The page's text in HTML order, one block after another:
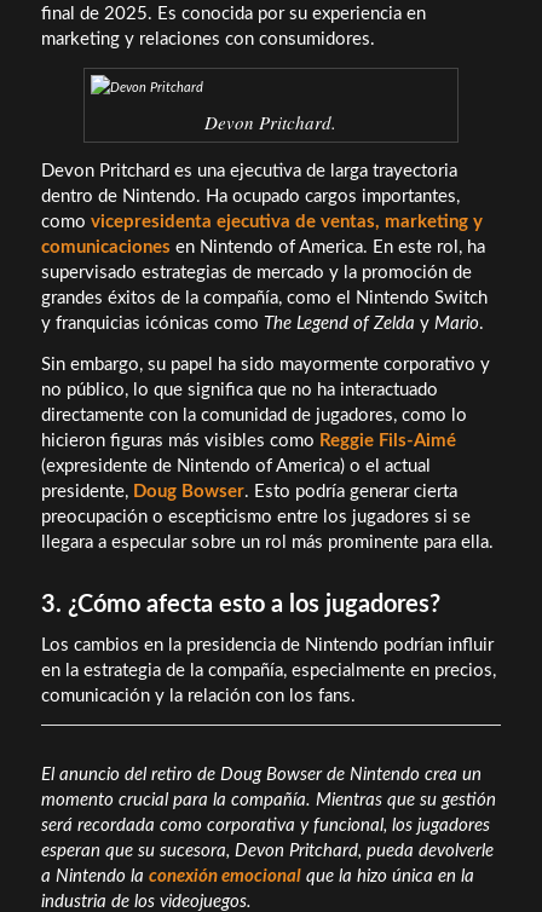
final de 2025. Es conocida por su experiencia en
marketing y relaciones con consumidores.
Devon Pritchard.
Devon Pritchard es una ejecutiva de larga trayectoria
dentro de Nintendo. Ha ocupado cargos importantes,
como vicepresidenta ejecutiva de ventas, marketing y
comunicaciones en Nintendo of America. En este rol, ha
supervisado estrategias de mercado y la promoción de
grandes éxitos de la compañía, como el Nintendo Switch
y franquicias icónicas como The Legend of Zelda y Mario.
Sin embargo, su papel ha sido mayormente corporativo y
no público, lo que significa que no ha interactuado
directamente con la comunidad de jugadores, como lo
hicieron figuras más visibles como Reggie Fils-Aimé
(expresidente de Nintendo of America) o el actual
presidente, Doug Bowser. Esto podría generar cierta
preocupación o escepticismo entre los jugadores si se
llegara a especular sobre un rol más prominente para ella.
3. ¿Cómo afecta esto a los jugadores?
Los cambios en la presidencia de Nintendo podrían influir
en la estrategia de la compañía, especialmente en precios,
comunicación y la relación con los fans.
El anuncio del retiro de Doug Bowser de Nintendo crea un
momento crucial para la compañía. Mientras que su gestión
será recordada como corporativa y funcional, los jugadores
esperan que su sucesora, Devon Pritchard, pueda devolverle
a Nintendo la conexión emocionalque la hizo única en la
industria de los videojuegos.